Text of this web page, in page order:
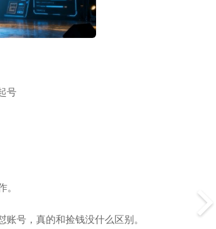
号
号，真的和捡钱没什么区别。